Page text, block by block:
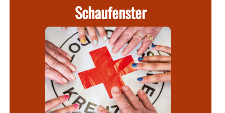
Schaufenster